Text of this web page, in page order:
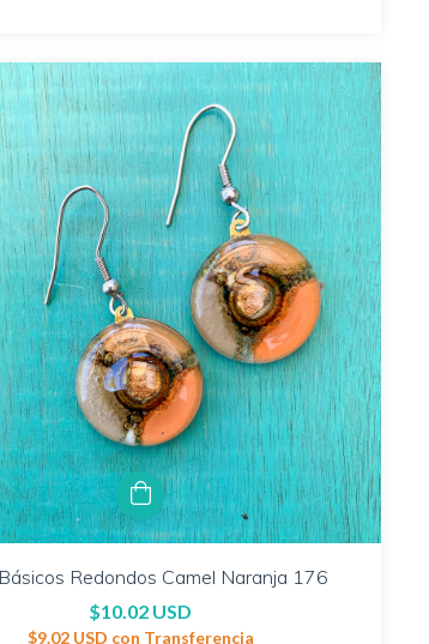
Redondos Camel Naranja 176
$10.02 USD
$9.02 USD con Transferencia